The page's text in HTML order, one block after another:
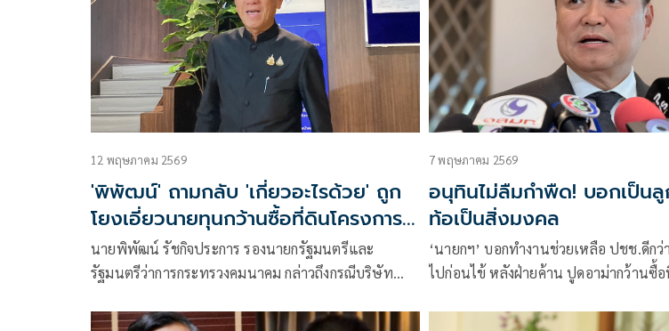
12 พฤษภาคม 2569
'พิพัฒน์' ถามกลับ 'เกี่ยวอะไรด้วย' ถูก
โยงเอี่ยวนายทุนกว้านซื้อที่ดินโครงการ
แลนด์บริดจ์
นายพิพัฒน์ รัชกิจประการ รองนายกรัฐมนตรีและ
รัฐมนตรีว่าการกระทรวงคมนาคม กล่าวถึงกรณีบริษัท
เรื่องการกว้านซื้อที่ดิน ใน จ.ระนอง เพื่อรองรับโครงการ
7 พฤษภาคม 2569
อนุทินไม่ลืมกำพืด! บอกเป็น
ท้อเป็นสิ่งมงคล
‘นายกฯ’ บอกทำงานช่วยเหลือ ปชช.ดีก
ไปก่อนไข้ หลังฝ่ายค้าน ปูดอาม่ากว้านซื้
วิจารณ์ บอกเป็นลูกคนจีนลูกท้อเป็นสิ่งมงค